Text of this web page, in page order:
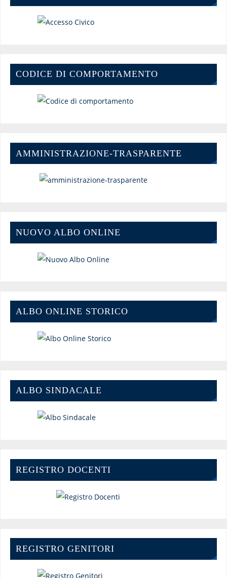
CODICE DI COMPORTAMENTO
AMMINISTRAZIONE-TRASPARENTE
NUOVO ALBO ONLINE
ALBO ONLINE STORICO
ALBO SINDACALE
REGISTRO DOCENTI
REGISTRO GENITORI